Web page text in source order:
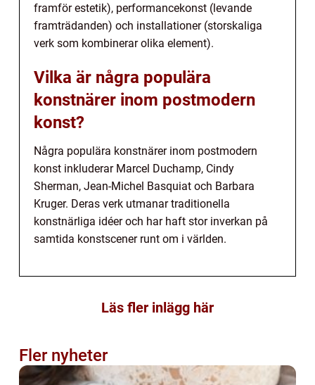
framför estetik), performancekonst (levande
framträdanden) och installationer (storskaliga
verk som kombinerar olika element).
Vilka är några populära
konstnärer inom postmodern
konst?
Några populära konstnärer inom postmodern
konst inkluderar Marcel Duchamp, Cindy
Sherman, Jean-Michel Basquiat och Barbara
Kruger. Deras verk utmanar traditionella
konstnärliga idéer och har haft stor inverkan på
samtida konstscener runt om i världen.
Läs fler inlägg här
Fler nyheter